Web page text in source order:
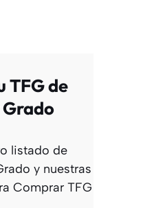
TFG de
listado de
y nuestras
Comprar TFG